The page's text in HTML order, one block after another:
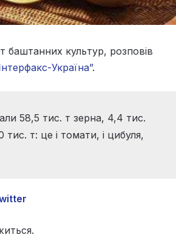
баштанних культур, розповів
Україна”.
58,5 тис. т зерна, 4,4 тис.
тис. т: це і томати, і цибуля,